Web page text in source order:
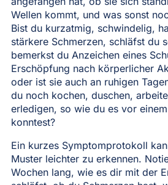
Wellen kommt, und was sonst
Bist du kurzatmig, schwindelig,
stärkere Schmerzen, schläfst du
bemerkst du Anzeichen eines
Erschöpfung nach körperlicher
oder ist sie auch an ruhigen
du noch kochen, duschen,
erledigen, so wie du es vor
konntest?
Ein kurzes Symptomprotokoll
Muster leichter zu erkennen.
Wochen lang, wie es dir mit der